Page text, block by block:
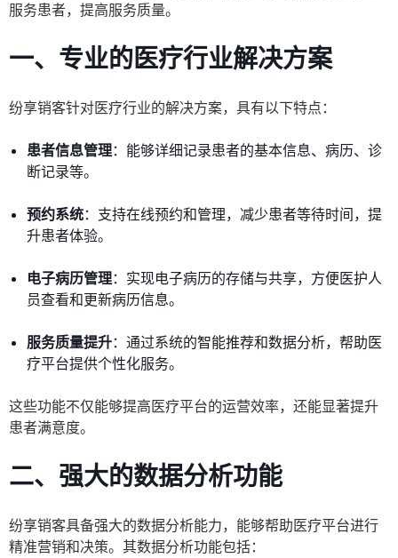
服务患者，提高服务质量。
一、专业的医疗行业解决方案
纷享销客针对医疗行业的解决方案，具有以下特点：
患者信息管理：能够详细记录患者的基本信息、病历、诊
断记录等。
预约系统：支持在线预约和管理，减少患者等待时间，提
升患者体验。
电子病历管理：实现电子病历的存储与共享，方便医护人
员查看和更新病历信息。
服务质量提升：通过系统的智能推荐和数据分析，帮助医
疗平台提供个性化服务。
这些功能不仅能够提高医疗平台的运营效率，还能显著提升
患者满意度。
二、强大的数据分析功能
纷享销客具备强大的数据分析能力，能够帮助医疗平台进行
精准营销和决策。其数据分析功能包括：